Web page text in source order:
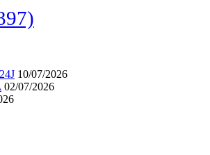
10/07/2026
02/07/2026